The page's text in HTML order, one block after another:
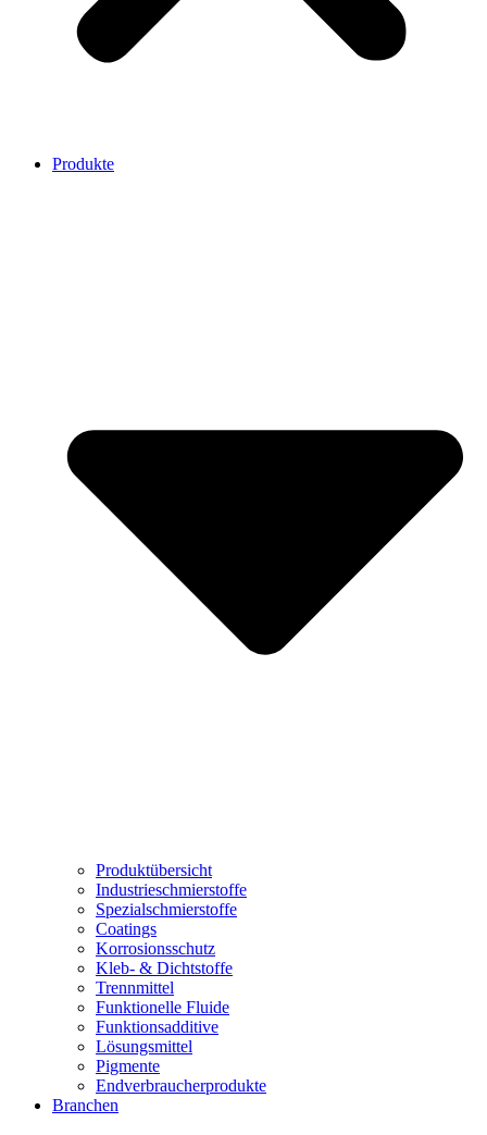
Produkte
Produktübersicht
Industrieschmierstoffe
Spezialschmierstoffe
Coatings
Korrosionsschutz
Kleb- & Dichtstoffe
Trennmittel
Funktionelle Fluide
Funktionsadditive
Lösungsmittel
Pigmente
Endverbraucherprodukte
Branchen